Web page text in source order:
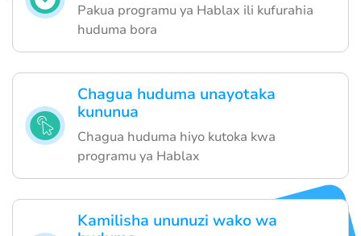
Pakua programu ya Hablax ili kufurahia
huduma bora
Chagua huduma unayotaka
kununua
Chagua huduma hiyo kutoka kwa
programu ya Hablax
Kamilisha ununuzi wako wa